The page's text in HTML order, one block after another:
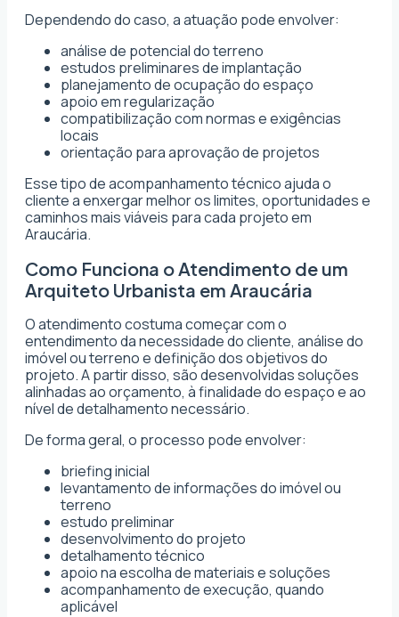
Dependendo do caso, a atuação pode envolver:
análise de potencial do terreno
estudos preliminares de implantação
planejamento de ocupação do espaço
apoio em regularização
compatibilização com normas e exigências
locais
orientação para aprovação de projetos
Esse tipo de acompanhamento técnico ajuda o
cliente a enxergar melhor os limites, oportunidades e
caminhos mais viáveis para cada projeto em
Araucária.
Como Funciona o Atendimento de um
Arquiteto Urbanista em Araucária
O atendimento costuma começar com o
entendimento da necessidade do cliente, análise do
imóvel ou terreno e definição dos objetivos do
projeto. A partir disso, são desenvolvidas soluções
alinhadas ao orçamento, à finalidade do espaço e ao
nível de detalhamento necessário.
De forma geral, o processo pode envolver:
briefing inicial
levantamento de informações do imóvel ou
terreno
estudo preliminar
desenvolvimento do projeto
detalhamento técnico
apoio na escolha de materiais e soluções
acompanhamento de execução, quando
aplicável